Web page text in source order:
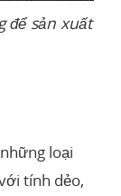
để sản xuất
loại
tính dẻo,